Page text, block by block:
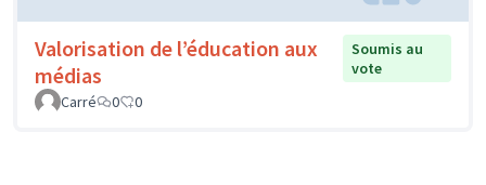
Valorisation de l’éducation aux
médias
Soumis au
vote
Carré
0 0